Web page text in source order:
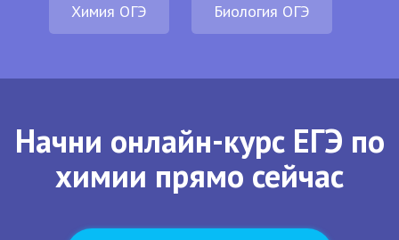
Химия ОГЭ Биология ОГЭ
Начни онлайн-курс ЕГЭ по
химии прямо сейчас